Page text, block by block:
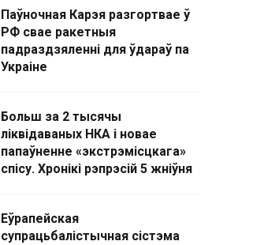
Паўночная Карэя разгортвае ў
РФ свае ракетныя
падраздзяленні для ўдараў па
Украіне
Больш за 2 тысячы
ліквідаваных НКА і новае
папаўненне «экстрэмісцкага»
спісу. Хронікі рэпрэсій 5 жніўня
Еўрапейская
супрацьбалістычная сістэма